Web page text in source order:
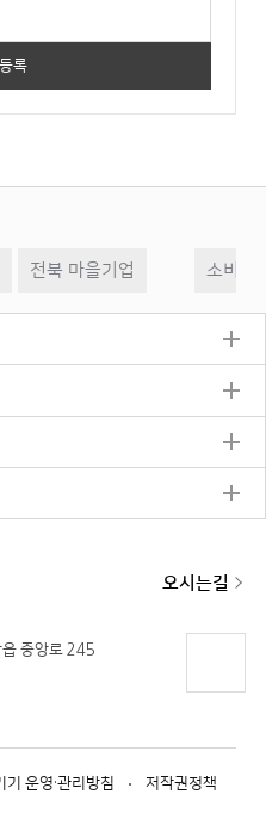
시
지
음
전북 마을기업 소비자
중앙로 245
운영·관리방침
저작권정책
오시는길